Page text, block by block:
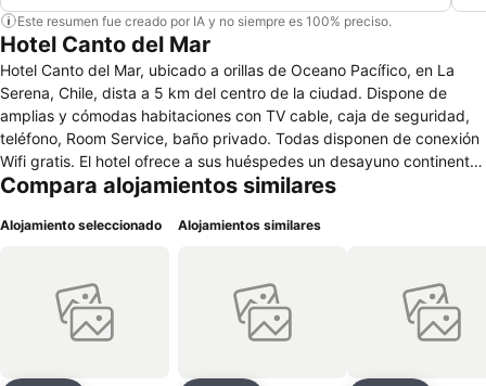
Este resumen fue creado por IA y no siempre es 100% preciso.
Hotel Canto del Mar
Hotel Canto del Mar, ubicado a orillas de Oceano Pacífico, en La
Serena, Chile, dista a 5 km del centro de la ciudad. Dispone de
amplias y cómodas habitaciones con TV cable, caja de seguridad,
teléfono, Room Service, baño privado. Todas disponen de conexión
Wifi gratis. El hotel ofrece a sus huéspedes un desayuno continental
y cuenta además con un restaurante especializado en pescados,
ubicada dentro de las instalaciones del hotel. El estacionamiento es
Compara alojamientos similares
Alojamiento seleccionado Alojamientos similares